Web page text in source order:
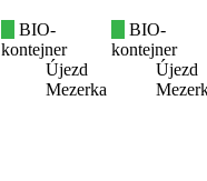
BIO-
kontejner
Újezd
Mezerka
BIO-
kontejner
Újezd